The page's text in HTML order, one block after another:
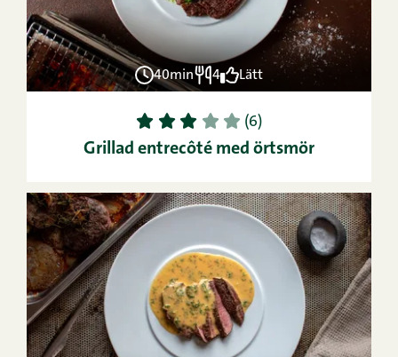
40min 4 Lätt
1 2 3 4 5 (6)
Grillad entrecôté med örtsmör